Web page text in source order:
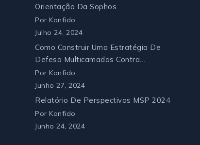
Orientação Da Sophos
Por Konfido
Julho 24, 2024
Como Construir Uma Estratégia De
Defesa Multicamadas Contra
Ransomware
Por Konfido
Junho 27, 2024
Relatório De Perspectivas MSP 2024
Por Konfido
Junho 24, 2024